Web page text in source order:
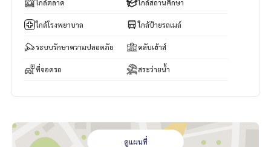
นพัทยา
ใกล้ตลาด ใกล้สถานศึกษา
ใกล้โรงพยาบาล ใกล้ป้ายรถเมล์
ระบบรักษาความปลอดภัย คลับเฮ้าส์
ที่จอดรถ สระว่ายน้ำ
ดูแผนที่